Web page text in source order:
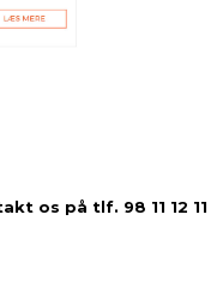
os på tlf. 98 11 12 11